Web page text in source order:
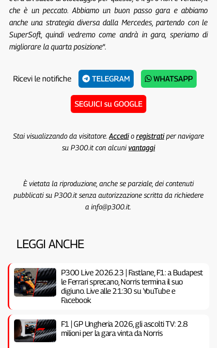
che è un peccato. Abbiamo un buon passo gara e abbiamo
anche una strategia diversa dalla Mercedes, partendo con le
SuperSoft, quindi vedremo come andrà in gara, speriamo di
migliorare la quarta posizione“.
Ricevi le notifiche TELEGRAM WHATSAPP
SEGUICI su GOOGLE
Stai visualizzando da visitatore. Accedio registratiper navigare
su P300.it con alcunivantaggi
È vietata la riproduzione, anche se parziale, dei contenuti
pubblicati su P300.it senza autorizzazione scritta da richiedere
a info@p300.it.
LEGGI ANCHE
P300 Live 2026.23 | Fastlane, F1: a Budapest
le Ferrari sprecano, Norris termina il suo
digiuno. Live alle 21:30 su YouTube e
Facebook
F1 | GP Ungheria 2026, gli ascolti TV: 2.8
milioni per la gara vinta da Norris